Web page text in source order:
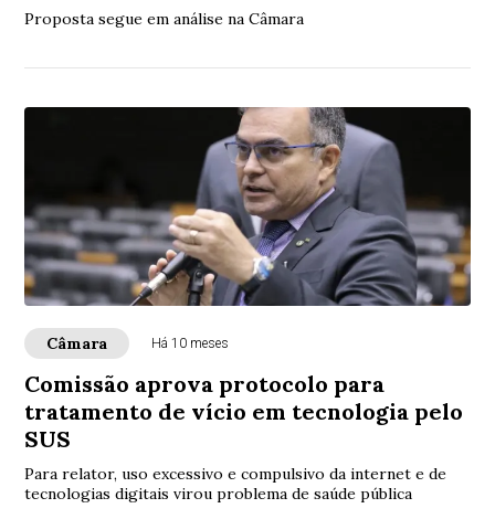
Proposta segue em análise na Câmara
Câmara Há 10 meses
Comissão aprova protocolo para
tratamento de vício em tecnologia pelo
SUS
Para relator, uso excessivo e compulsivo da internet e de
tecnologias digitais virou problema de saúde pública